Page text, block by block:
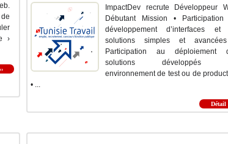
›
ImpactDev recrute Développeur
Débutant Mission • Participation
développement d’interfaces et
solutions simples et
Participation au déploiement
solutions développés
environnement de test ou de
• ...
Détail